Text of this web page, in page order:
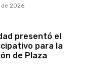
de 2026
presentó el
para la
de Plaza